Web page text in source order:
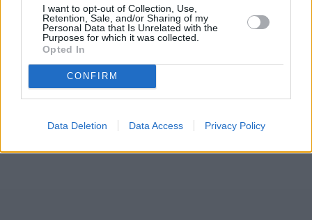
I want to opt-out of Collection, Use,
Retention, Sale, and/or Sharing of my
Personal Data that Is Unrelated with the
Purposes for which it was collected.
Opted In
CONFIRM
Data Deletion Data Access Privacy Policy